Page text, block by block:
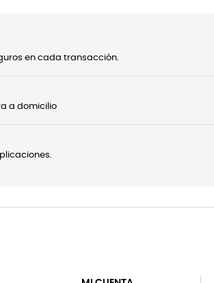
en cada transacción.
a domicilio